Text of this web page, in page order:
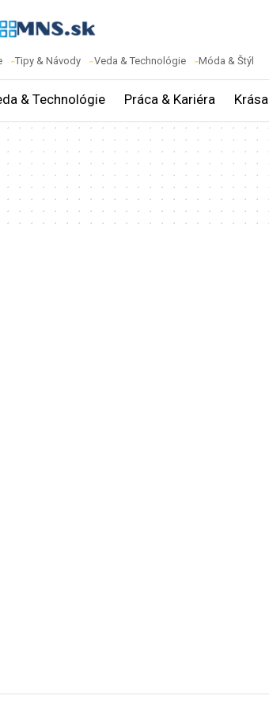
Tipy & Návody Veda & Technológie Móda & Štýl
& Technológie Práca & Kariéra Krása